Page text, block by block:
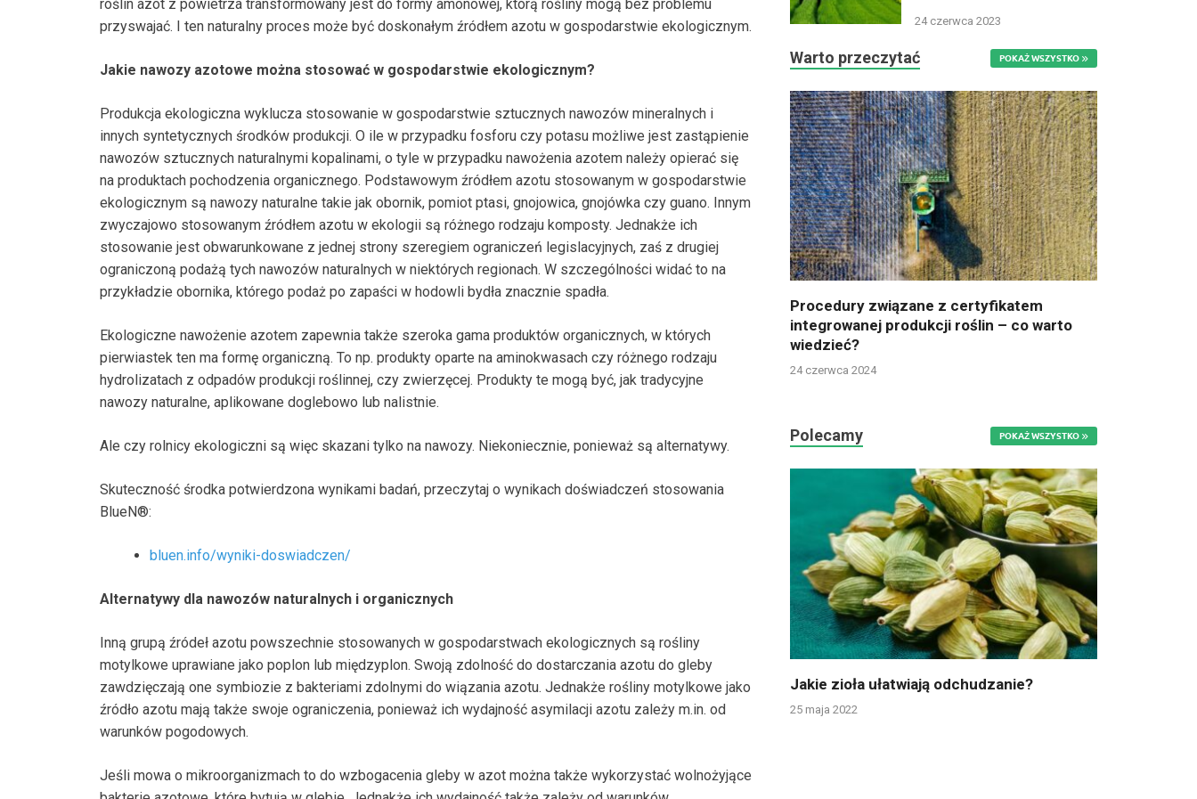
roślin azot z powietrza transformowany jest do formy amonowej, którą rośliny mogą bez problemu
przyswajać. I ten naturalny proces może być doskonałym źródłem azotu w gospodarstwie ekologicznym.
Jakie nawozy azotowe można stosować w gospodarstwie ekologicznym?
Produkcja ekologiczna wyklucza stosowanie w gospodarstwie sztucznych nawozów mineralnych i
innych syntetycznych środków produkcji. O ile w przypadku fosforu czy potasu możliwe jest zastąpienie
nawozów sztucznych naturalnymi kopalinami, o tyle w przypadku nawożenia azotem należy opierać się
na produktach pochodzenia organicznego. Podstawowym źródłem azotu stosowanym w gospodarstwie
ekologicznym są nawozy naturalne takie jak obornik, pomiot ptasi, gnojowica, gnojówka czy guano. Innym
zwyczajowo stosowanym źródłem azotu w ekologii są różnego rodzaju komposty. Jednakże ich
stosowanie jest obwarunkowane z jednej strony szeregiem ograniczeń legislacyjnych, zaś z drugiej
ograniczoną podażą tych nawozów naturalnych w niektórych regionach. W szczególności widać to na
przykładzie obornika, którego podaż po zapaści w hodowli bydła znacznie spadła.
Ekologiczne nawożenie azotem zapewnia także szeroka gama produktów organicznych, w których
pierwiastek ten ma formę organiczną. To np. produkty oparte na aminokwasach czy różnego rodzaju
hydrolizatach z odpadów produkcji roślinnej, czy zwierzęcej. Produkty te mogą być, jak tradycyjne
nawozy naturalne, aplikowane doglebowo lub nalistnie.
Ale czy rolnicy ekologiczni są więc skazani tylko na nawozy. Niekoniecznie, ponieważ są alternatywy.
Skuteczność środka potwierdzona wynikami badań, przeczytaj o wynikach doświadczeń stosowania
BlueN®:
bluen.info/wyniki-doswiadczen/
Alternatywy dla nawozów naturalnych i organicznych
Inną grupą źródeł azotu powszechnie stosowanych w gospodarstwach ekologicznych są rośliny
motylkowe uprawiane jako poplon lub międzyplon. Swoją zdolność do dostarczania azotu do gleby
zawdzięczają one symbiozie z bakteriami zdolnymi do wiązania azotu. Jednakże rośliny motylkowe jako
źródło azotu mają także swoje ograniczenia, ponieważ ich wydajność asymilacji azotu zależy m.in. od
warunków pogodowych.
Jeśli mowa o mikroorganizmach to do wzbogacenia gleby w azot można także wykorzystać wolnożyjące
24 czerwca 2023
Warto przeczytać POKAŻ WSZYSTKO
Procedury związane z certyfikatem
integrowanej produkcji roślin – co warto
wiedzieć?
24 czerwca 2024
Polecamy POKAŻ WSZYSTKO
Jakie zioła ułatwiają odchudzanie?
25 maja 2022